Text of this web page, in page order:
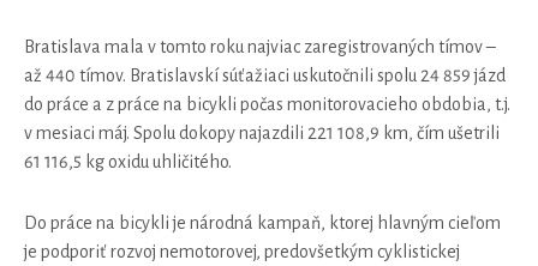
Bratislava mala v tomto roku najviac zaregistrovaných tímov –
až 440 tímov. Bratislavskí súťažiaci uskutočnili spolu 24 859 jázd
do práce a z práce na bicykli počas monitorovacieho obdobia, t.j.
v mesiaci máj. Spolu dokopy najazdili 221 108,9 km, čím ušetrili
61 116,5 kg oxidu uhličitého.
Do práce na bicykli je národná kampaň, ktorej hlavným cieľom
je podporiť rozvoj nemotorovej, predovšetkým cyklistickej